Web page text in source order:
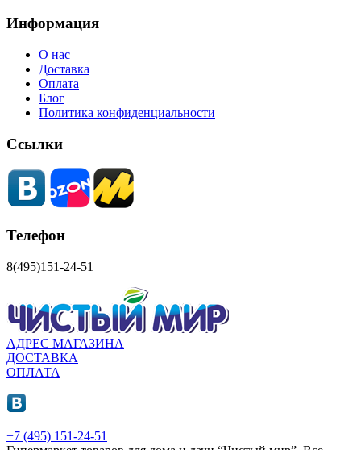
Информация
О нас
Доставка
Оплата
Блог
Политика конфиденциальности
Ссылки
Телефон
8(495)151-24-51
АДРЕС МАГАЗИНА
ДОСТАВКА
ОПЛАТА
+7 (495) 151-24-51